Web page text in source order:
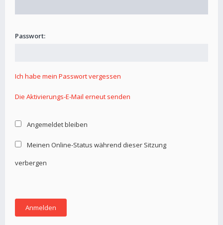
Passwort:
Ich habe mein Passwort vergessen
Die Aktivierungs-E-Mail erneut senden
Angemeldet bleiben
Meinen Online-Status während dieser Sitzung
verbergen